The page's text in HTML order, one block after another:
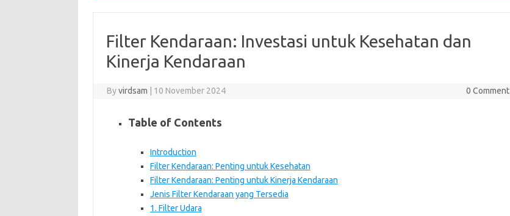
Filter Kendaraan: Investasi untuk Kesehatan dan
Kinerja Kendaraan
Byvirdsam 10 November 2024 0 Comment
Table of Contents
Introduction
Filter Kendaraan: Penting untuk Kesehatan
Filter Kendaraan: Penting untuk Kinerja Kendaraan
Jenis Filter Kendaraan yang Tersedia
1. Filter Udara